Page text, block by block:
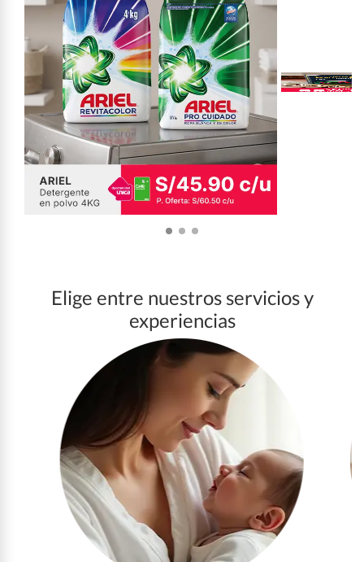
Elige entre nuestros servicios y
experiencias